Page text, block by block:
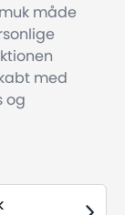
måde
med
og